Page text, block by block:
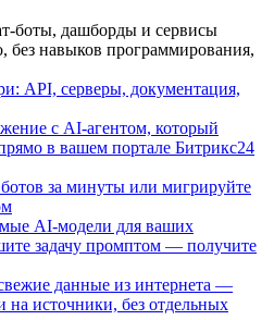
боты, дашборды и сервисы
без навыков программирования,
API, серверы, документация,
с AI-агентом, который
в вашем портале Битрикс24
за минуты или мигрируйте
AI-модели для ваших
задачу промптом — получите
данные из интернета —
на источники, без отдельных